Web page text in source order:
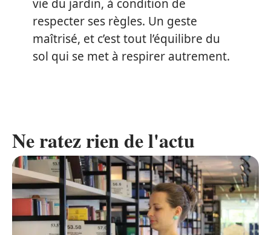
vie du jardin, à condition de
respecter ses règles. Un geste
maîtrisé, et c’est tout l’équilibre du
sol qui se met à respirer autrement.
Ne ratez rien de l'actu